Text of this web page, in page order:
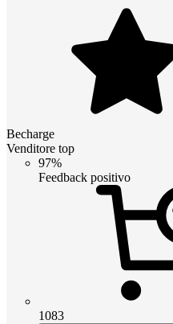
Becharge
Venditore top
97%
Feedback positivo
1083